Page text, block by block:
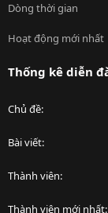
Dòng thời gian
Hoạt động mới nhất
Thống kê diễn
Chủ đề
Bài viết
Thành viên
Thành viên mới nhất